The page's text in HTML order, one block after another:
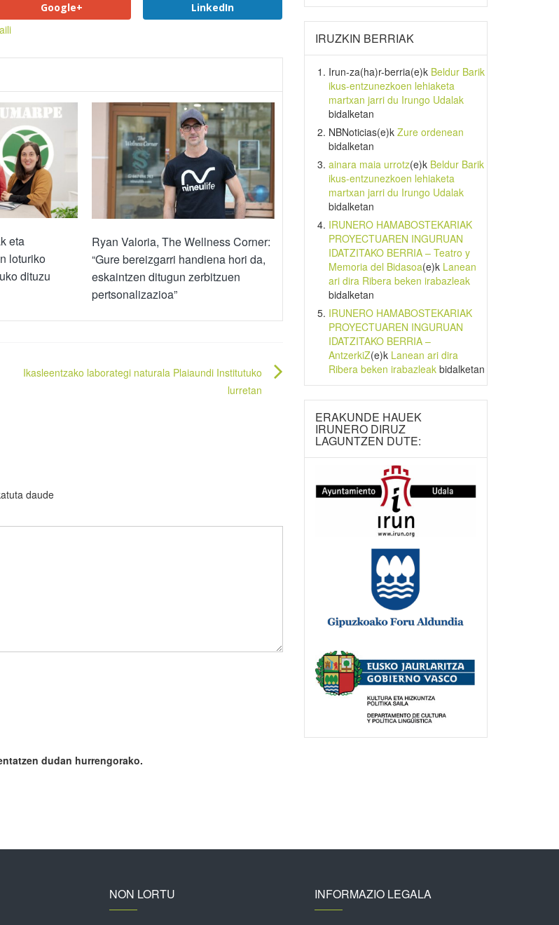
Google+ LinkedIn
eta
loturiko
dituzu
Ryan Valoria, The Wellness Corner:
“Gure bereizgarri handiena hori da,
eskaintzen ditugun zerbitzuen
pertsonalizazioa”
Ikasleentzako laborategi naturala Plaiaundi Institutuko
lurretan
daude
dudan hurrengorako.
IRUZKIN BERRIAK
Irun-za(ha)r-berria(e)k Beldur Barik
ikus-entzunezkoen lehiaketa
martxan jarri du Irungo Udalak
bidalketan
NBNoticias(e)k Zure ordenean
bidalketan
ainara maia urrotz(e)k Beldur Barik
ikus-entzunezkoen lehiaketa
martxan jarri du Irungo Udalak
bidalketan
IRUNERO HAMABOSTEKARIAK
PROYECTUAREN INGURUAN
IDATZITAKO BERRIA – Teatro y
Memoria del Bidasoa(e)k Lanean
ari dira Ribera beken irabazleak
bidalketan
IRUNERO HAMABOSTEKARIAK
PROYECTUAREN INGURUAN
IDATZITAKO BERRIA –
AntzerkiZ(e)k Lanean ari dira
Ribera beken irabazleakbidalketan
ERAKUNDE HAUEK
IRUNERO DIRUZ
LAGUNTZEN DUTE:
NON LORTU INFORMAZIO LEGALA